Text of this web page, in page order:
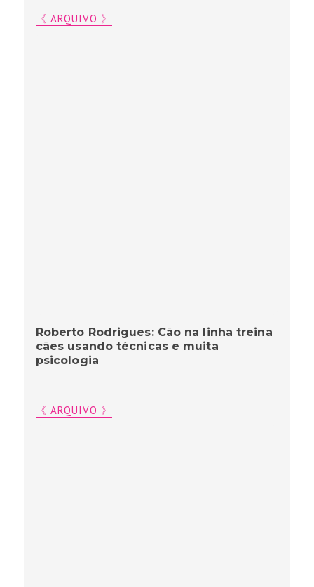
《 ARQUIVO 》
Roberto Rodrigues: Cão na linha treina
cães usando técnicas e muita
psicologia
《 ARQUIVO 》